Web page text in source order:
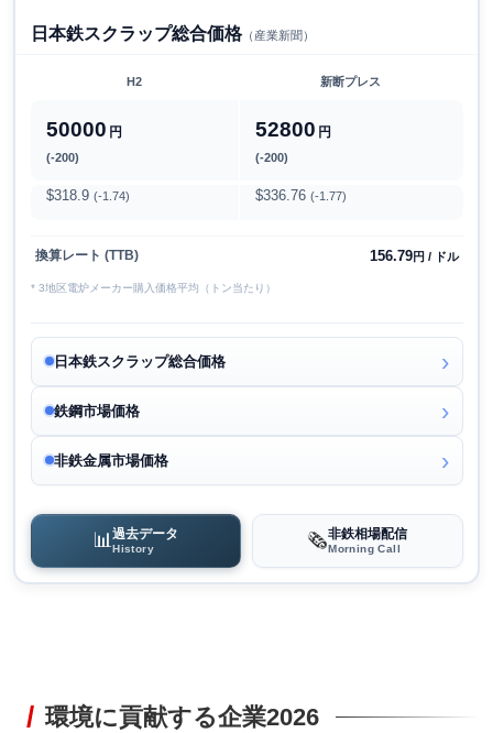
日本鉄スクラップ総合価格（産業新聞）
H2 新断プレス
50000 円
(-200)
52800 円
(-200)
$318.9 (-1.74) $336.76 (-1.77)
換算レート (TTB) 156.79円 / ドル
* 3地区電炉メーカー購入価格平均（トン当たり）
日本鉄スクラップ総合価格
鉄鋼市場価格
非鉄金属市場価格
📊過去データ
History 🗞️非鉄相場配信
Morning Call
環境に貢献する企業2026